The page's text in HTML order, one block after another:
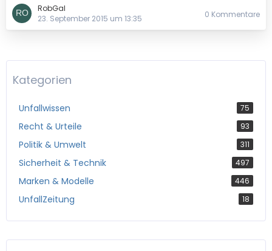
RobGal
23. September 2015 um 13:35
0 Kommentare
Kategorien
Unfallwissen 75
Recht & Urteile 93
Politik & Umwelt 311
Sicherheit & Technik 497
Marken & Modelle 446
UnfallZeitung 18